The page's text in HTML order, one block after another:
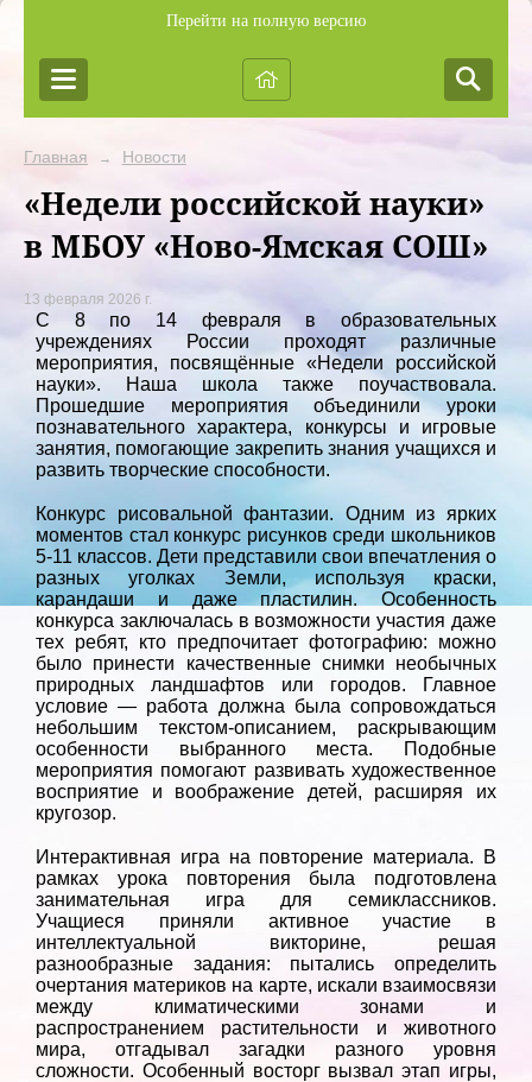
Перейти на полную версию
Главная → Новости
«Недели российской науки»
в МБОУ «Ново-Ямская СОШ»
13 февраля 2026 г.
С 8 по 14 февраля в образовательных
учреждениях России проходят различные
мероприятия, посвящённые «Недели российской
науки». Наша школа также поучаствовала.
Прошедшие мероприятия объединили уроки
познавательного характера, конкурсы и игровые
занятия, помогающие закрепить знания учащихся и
развить творческие способности.
Конкурс рисовальной фантазии. Одним из ярких
моментов стал конкурс рисунков среди школьников
5-11 классов. Дети представили свои впечатления о
разных уголках Земли, используя краски,
карандаши и даже пластилин. Особенность
конкурса заключалась в возможности участия даже
тех ребят, кто предпочитает фотографию: можно
было принести качественные снимки необычных
природных ландшафтов или городов. Главное
условие — работа должна была сопровождаться
небольшим текстом-описанием, раскрывающим
особенности выбранного места. Подобные
мероприятия помогают развивать художественное
восприятие и воображение детей, расширяя их
кругозор.
Интерактивная игра на повторение материала. В
рамках урока повторения была подготовлена
занимательная игра для семиклассников.
Учащиеся приняли активное участие в
интеллектуальной викторине, решая
разнообразные задания: пытались определить
очертания материков на карте, искали взаимосвязи
между климатическими зонами и
распространением растительности и животного
мира, отгадывал загадки разного уровня
сложности. Особенный восторг вызвал этап игры,